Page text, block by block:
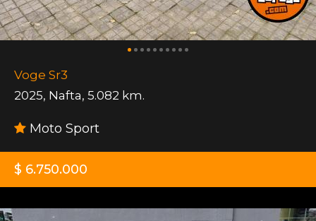
Voge Sr3
2025, Nafta, 5.082 km.
Moto Sport
$ 6.750.000